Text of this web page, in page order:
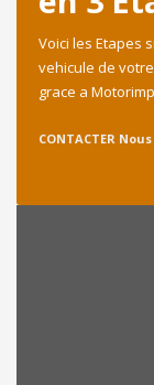
Voici les Etapes
vehicule de
grace a
CONTACTER Nous